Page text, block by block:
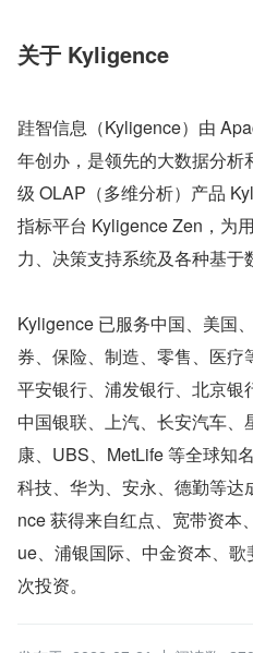
关于 Kyligence
跬智信息（Kyligence）由
年创办，是领先的大数据分
级 OLAP（多维分析）产品
指标平台 Kyligence Zen，为
力、决策支持系统及各种基于
Kyligence 已服务中国、美国
券、保险、制造、零售、医疗
平安银行、浦发银行、北京银
中国银联、上汽、长安汽车
康、UBS、MetLife 等全球知
科技、华为、安永、德勤等
nce 获得来自红点、宽带资本
ue、浦银国际、中金资本、
次投资。